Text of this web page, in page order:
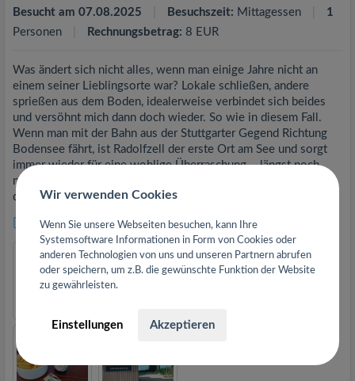
Besucht am 07.08.2025 Besuchszeit: Mittagessen
1
Personen
Rechnungsbetrag: 8 EUR
Was ändert sich nicht alles, wenn man einige Jahre nicht an
einem seiner Lieblingsorte war? Lokale schließen, andere
sprießen aus dem Boden, idealerweise verbindet sich beides
und versöhnt mich dann doch wieder. So wie in diesem Fall.
Wenn man mit der Bahn aus der Stuttgarter Gegend Richtung
Bodensee fährt, ist Radolfzell der erste Ort am See und sorgt
immer wieder für eine wohlige Überraschung – längst noch
nicht so überlaufen wie Konstanz oder Meersburg, aber mit
dem ganzen Flair der... mehr lesen
[Auf extra Seite anzeigen]
Wir verwenden Cookies
Wenn Sie unsere Webseiten besuchen, kann Ihre
Systemsoftware Informationen in Form von Cookies oder
anderen Technologien von uns und unseren Partnern abrufen
oder speichern, um z.B. die gewünschte Funktion der Website
zu gewährleisten.
Einstellungen Akzeptieren